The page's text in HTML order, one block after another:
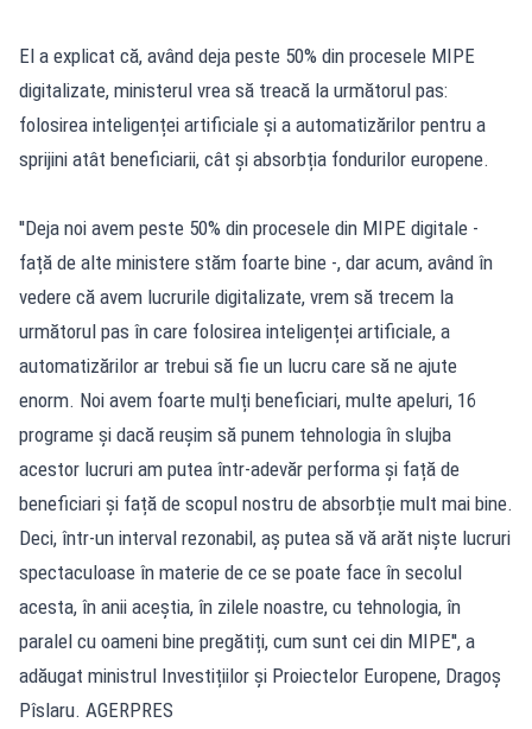
El a explicat că, având deja peste 50% din procesele MIPE
digitalizate, ministerul vrea să treacă la următorul pas:
folosirea inteligenței artificiale și a automatizărilor pentru a
sprijini atât beneficiarii, cât și absorbția fondurilor europene.
''Deja noi avem peste 50% din procesele din MIPE digitale -
față de alte ministere stăm foarte bine -, dar acum, având în
vedere că avem lucrurile digitalizate, vrem să trecem la
următorul pas în care folosirea inteligenței artificiale, a
automatizărilor ar trebui să fie un lucru care să ne ajute
enorm. Noi avem foarte mulți beneficiari, multe apeluri, 16
programe și dacă reușim să punem tehnologia în slujba
acestor lucruri am putea într-adevăr performa și față de
beneficiari și față de scopul nostru de absorbție mult mai bine.
Deci, într-un interval rezonabil, aș putea să vă arăt niște lucruri
spectaculoase în materie de ce se poate face în secolul
acesta, în anii aceștia, în zilele noastre, cu tehnologia, în
paralel cu oameni bine pregătiți, cum sunt cei din MIPE'', a
adăugat ministrul Investițiilor și Proiectelor Europene, Dragoș
Pîslaru. AGERPRES